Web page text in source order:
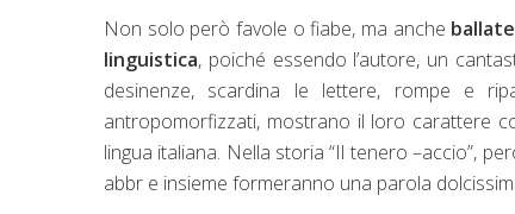
Non solo però favole o fiabe, ma anche
linguistica, poiché essendo l’autore, un
desinenze, scardina le lettere, rompe e
antropomorfizzati, mostrano il loro carattere
lingua italiana. Nella storia “Il tenero –accio”,
abbr e insieme formeranno una parola